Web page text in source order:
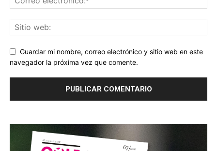
Guardar mi nombre, correo electrónico y sitio web en este
navegador la próxima vez que comente.